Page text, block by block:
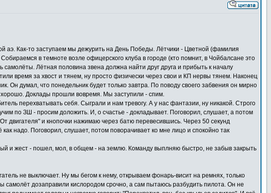
аэ. Как-то заступаем мы дежурить на День Победы. Лётчики - Цветной (фамилия
в темноте возле офицерского клуба в городе (кто помнит, в Чойбалсане это
Лётная половина звена должна найти друг друга и прибыть к началу
время за хвост и тянем, ну просто физически через свои и КП нервы тянем. Наконец
Он думал, что понедельник будет только завтра. По поводу своего забвения он мирно
хорошо. Доклады прошли вовремя. Мы заступили - спим.
перехватывать себя. Сыграли и нам тревогу. А у нас фантазии, ну никакой. Строго
по ЗШ - просим доложить. И, о счастье - докладывает. Поговорил, слушает, а потом
двигателя" и кнопочки нажимаю через батю перевесившись. Через 50 секунд
надо. Поговорил, слушает, потом поворачивает ко мне лицо и спокойно так
и жест - пошел, мол, в общем - на землю. Команду выплняю быстро, не забыв закрыть
не выключает. Ну мы бегом к нему, открываем фонарь-висит на ремнях, только
самолёт дозаправили кислородом срочно, а сам пытаюсь разбудить пилота. Он не